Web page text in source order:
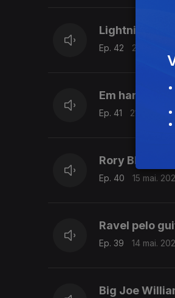
Lightnin'
Ep. 42 22 mai.
Em
Ep. 41 21 mai. 2026
Rory Block &
Ep. 40 15 mai.
Ravel pelo
Ep. 39 14 mai.
Big Joe